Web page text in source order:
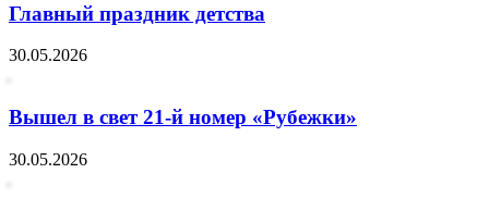
Главный праздник детства
30.05.2026
Вышел в свет 21-й номер «Рубежки»
30.05.2026